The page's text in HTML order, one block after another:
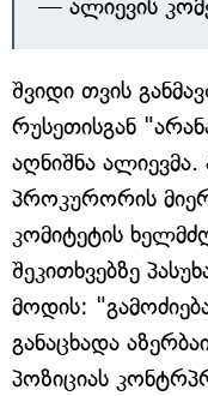
— ალიევის
შვიდი თვის
რუსეთისგან
აღნიშნა
პროკურორის
კომიტეტის
შეკითხვებზე
მოდის:
განაცხადა
პოზიციას